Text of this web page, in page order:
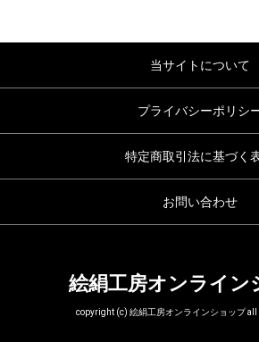
当サイトについて
プライバシーポリシ
特定商取引法に基づく
お問い合わせ
絵絹工房オンライン
copyright (c) 絵絹工房オンラインショップ all